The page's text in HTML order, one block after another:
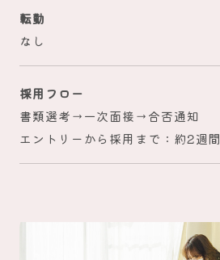
転勤
なし
採用フロー
書類選考→一次面接→合否通知
エントリーから採用まで：約2週間